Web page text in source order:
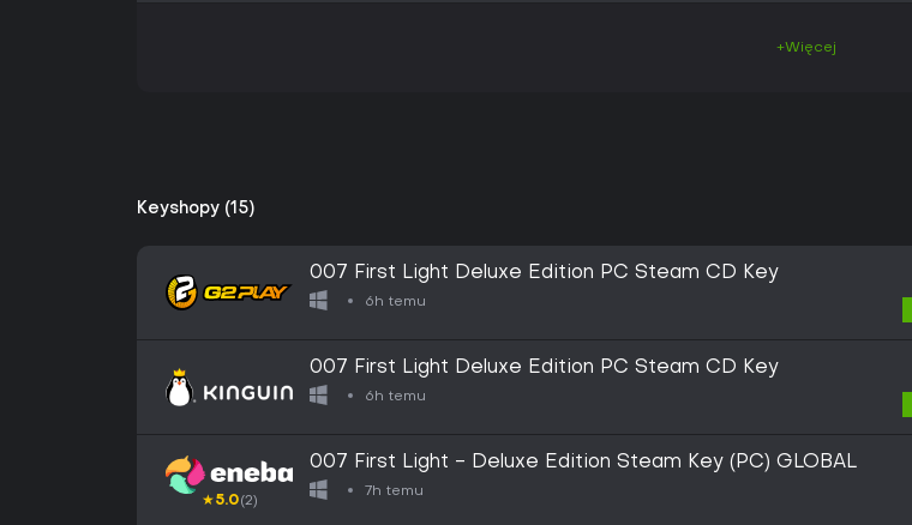
+Więcej
Keyshopy (15)
007 First Light Deluxe Edition PC Steam CD Key
6h temu
007 First Light Deluxe Edition PC Steam CD Key
6h temu
★5.0(2)
007 First Light - Deluxe Edition Steam Key (PC) GLOBAL
7h temu